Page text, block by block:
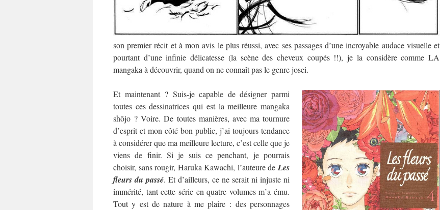
son premier récit et à mon avis le plus réussi, avec ses passages d’une incroyable audace visuelle et
pourtant d’une infinie délicatesse (la scène des cheveux coupés !!), je la considère comme LA
mangaka à découvrir, quand on ne connaît pas le genre josei.
Et maintenant ? Suis-je capable de désigner parmi
toutes ces dessinatrices qui est la meilleure mangaka
shôjo ? Voire. De toutes manières, avec ma tournure
d’esprit et mon côté bon public, j’ai toujours tendance
à considérer que ma meilleure lecture, c’est celle que je
viens de finir. Si je suis ce penchant, je pourrais
choisir, sans rougir, Haruka Kawachi, l’auteure deLes
fleurs du passé. Et d’ailleurs, ce ne serait ni injuste ni
immérité, tant cette série en quatre volumes m’a ému.
Tout y est de nature à me plaire : des personnages